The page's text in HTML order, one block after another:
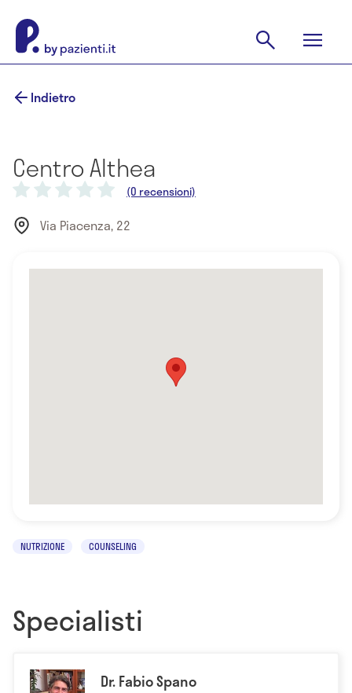
Indietro
Centro Althea
(0 recensioni)
Via Piacenza, 22
NUTRIZIONE COUNSELING
Specialisti
Dr. Fabio Spano